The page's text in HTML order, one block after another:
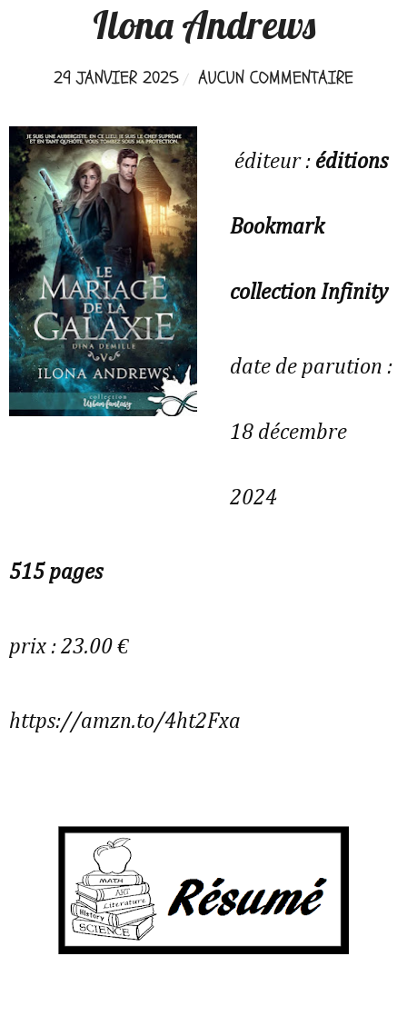
Ilona Andrews
29 JANVIER 2025 AUCUN COMMENTAIRE
éditeur : éditions
Bookmark
collection Infinity
date de parution :
18 décembre
2024
515 pages
prix : 23.00 €
https://amzn.to/4ht2Fxa